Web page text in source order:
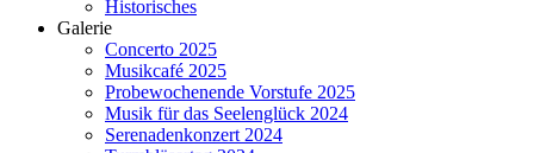
Historisches
Galerie
Concerto 2025
Musikcafé 2025
Probewochenende Vorstufe 2025
Musik für das Seelenglück 2024
Serenadenkonzert 2024